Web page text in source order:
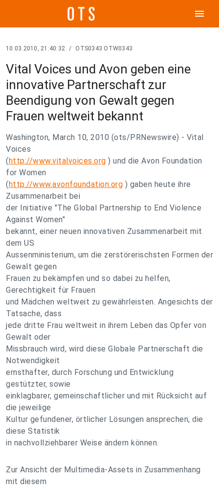
menu
10.03.2010, 21:40:32 / OTS0343 OTW0343
Vital Voices und Avon geben eine
innovative Partnerschaft zur
Beendigung von Gewalt gegen
Frauen weltweit bekannt
Washington, March 10, 2010 (ots/PRNewswire) - Vital
Voices
(http://www.vitalvoices.org ) und die Avon Foundation
for Women
(http://www.avonfoundation.org ) gaben heute ihre
Zusammenarbeit bei
der Initiative "The Global Partnership to End Violence
Against Women"
bekannt, einer neuen innovativen Zusammenarbeit mit
dem US
Aussenministerium, um die zerstörerischsten Formen der
Gewalt gegen
Frauen zu bekämpfen und so dabei zu helfen,
Gerechtigkeit für Frauen
und Mädchen weltweit zu gewährleisten. Angesichts der
Tatsache, dass
jede dritte Frau weltweit in ihrem Leben das Opfer von
Gewalt oder
Missbrauch wird, wird diese Globale Partnerschaft die
Notwendigkeit
ernsthafter, durch Forschung und Entwicklung
gestützter, sowie
einklagbarer, gemeinschaftlicher und mit Rücksicht auf
die jeweilige
Kultur gefundener, örtlicher Lösungen ansprechen, die
diese Statistik
in nachvollziehbarer Weise ändern können.
Zur Ansicht der Multimedia-Assets in Zusammenhang
mit diesem